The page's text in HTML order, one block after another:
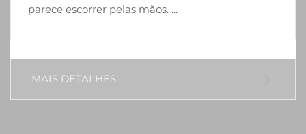
parece escorrer pelas mãos. ...
MAIS DETALHES